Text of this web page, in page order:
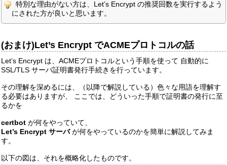
特別な理由がない方は、Let’s Encrypt の推奨回数を実行するよう
にされた方が良いと思います。
(おまけ)Let’s Encrypt でACMEプロトコルの話
Let’s Encrypt は、ACMEプロトコルという手順を使って 自動的に
SSL/TLS サーバ証明書発行手続きを行っています。
その理解を深めるには、（以降で解説している）色々な用語を理解す
る必要はありますが、 ここでは、どういった手順で証明書の発行に至
るかを
certbot が何をやっていて、
Let’s Encrypt サーバが何をやっているのかを簡単に解説してみま
す。
以下の図は、それを概略化したものです。